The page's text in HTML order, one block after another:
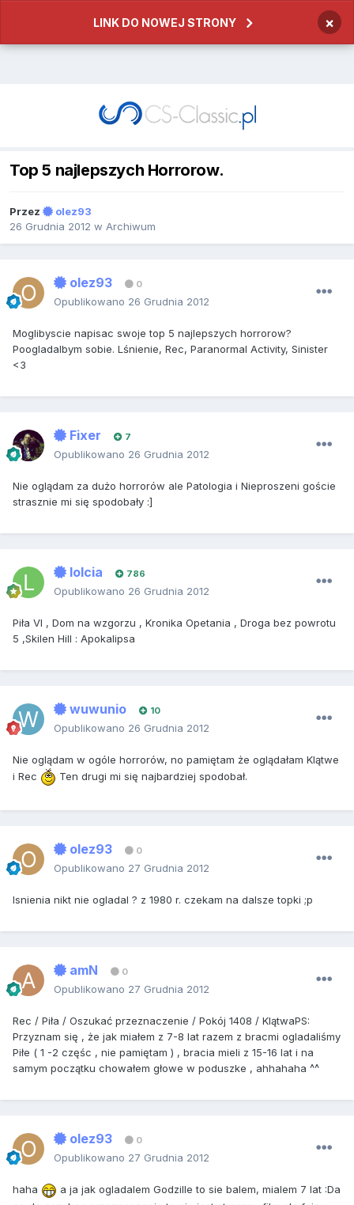
LINK DO NOWEJ STRONY ×
Top 5 najlepszych Horrorow.
Przez
olez93
26 Grudnia 2012 w Archiwum
olez93 0
Opublikowano 26 Grudnia 2012
Moglibyscie napisac swoje top 5 najlepszych horrorow?
Poogladalbym sobie. Lśnienie, Rec, Paranormal Activity, Sinister
<3
Fixer 7
Opublikowano 26 Grudnia 2012
Nie oglądam za dużo horrorów ale Patologia i Nieproszeni goście
strasznie mi się spodobały :]
lolcia 786
Opublikowano 26 Grudnia 2012
Piła VI , Dom na wzgorzu , Kronika Opetania , Droga bez powrotu
5 ,Skilen Hill : Apokalipsa
wuwunio 10
Opublikowano 26 Grudnia 2012
Nie oglądam w ogóle horrorów, no pamiętam że oglądałam Klątwe
i Rec
Ten drugi mi się najbardziej spodobał.
olez93 0
Opublikowano 27 Grudnia 2012
lsnienia nikt nie ogladal ? z 1980 r. czekam na dalsze topki ;p
amN 0
Opublikowano 27 Grudnia 2012
Rec / Piła / Oszukać przeznaczenie / Pokój 1408 / KlątwaPS:
Przyznam się , że jak miałem z 7-8 lat razem z bracmi ogladaliśmy
Piłe ( 1 -2 częśc , nie pamiętam ) , bracia mieli z 15-16 lat i na
samym początku chowałem głowe w poduszke , ahhahaha ^^
olez93 0
Opublikowano 27 Grudnia 2012
haha
a ja jak ogladalem Godzille to sie balem, mialem 7 lat :Da